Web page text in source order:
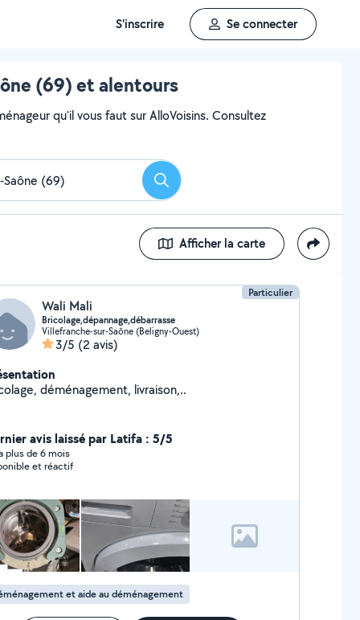
S'inscrire Se connecter
(69) et alentours
qu'il vous faut sur AlloVoisins. Consultez
Rechercher
Afficher la carte
Particulier
Wali Mali
Bricolage,dépannage,débarrasse
Villefranche-sur-Saône (Beligny-Ouest)
3/5 (2 avis)
déménagement, livraison,..
avis laissé par Latifa : 5/5
plus de 6 mois
et réactif
et aide au déménagement